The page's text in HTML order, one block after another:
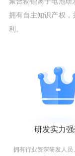
拥有自主知识产权，
利。
研发实力强
拥有行业资深研发人员